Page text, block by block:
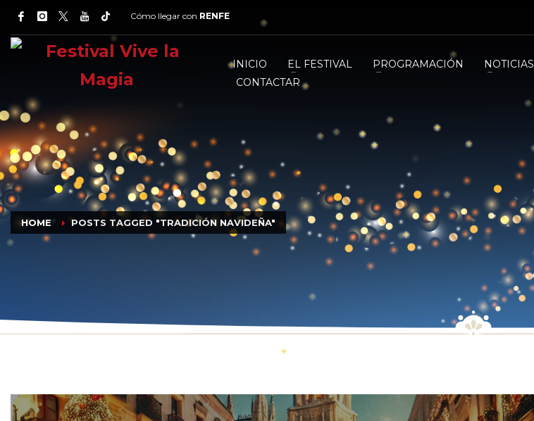
Cómo llegar con RENFE
INICIO EL FESTIVAL PROGRAMACIÓN NOTICIAS
CONTACTAR
HOME POSTS TAGGED "TRADICIÓN NAVIDEÑA"